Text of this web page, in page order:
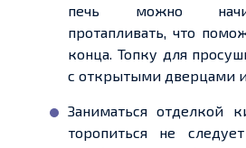
печь можно
протапливать, что
конца. Топку для
с открытыми дверцами
Заниматься отделкой
торопиться не